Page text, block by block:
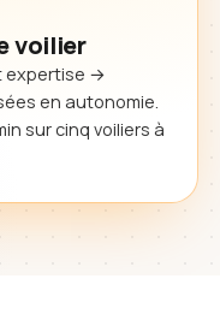
voilier
expertise →
en autonomie.
sur cinq voiliers à